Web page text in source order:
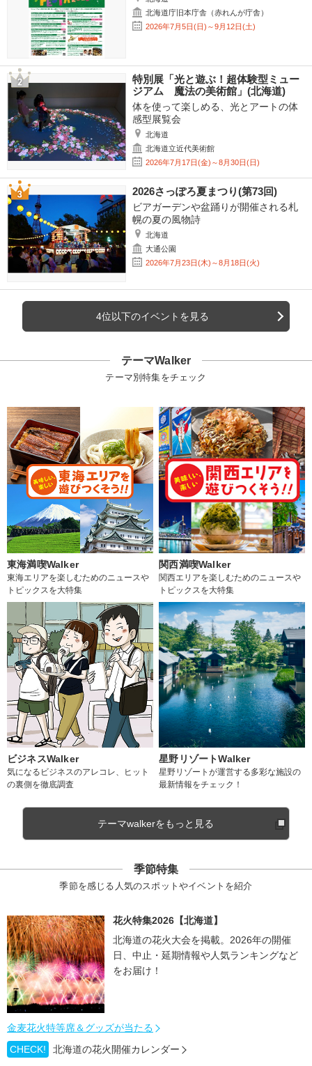
北海道庁旧本庁舎（赤れんが庁舎）
2026年7月5日(日)～9月12日(土)
特別展「光と遊ぶ！超体験型ミュー
ジアム 魔法の美術館」(北海道)
体を使って楽しめる、光とアートの体
感型展覧会
北海道
北海道立近代美術館
2026年7月17日(金)～8月30日(日)
2026さっぽろ夏まつり(第73回)
ビアガーデンや盆踊りが開催される札
幌の夏の風物詩
北海道
大通公園
2026年7月23日(木)～8月18日(火)
4位以下のイベントを見る
テーマWalker
テーマ別特集をチェック
東海満喫Walker
東海エリアを楽しむためのニュースや
トピックスを大特集
関西満喫Walker
関西エリアを楽しむためのニュースや
トピックスを大特集
ビジネスWalker
気になるビジネスのアレコレ、ヒット
の裏側を徹底調査
星野リゾートWalker
星野リゾートが運営する多彩な施設の
最新情報をチェック！
テーマwalkerをもっと見る
季節特集
季節を感じる人気のスポットやイベントを紹介
花火特集2026【北海道】
北海道の花火大会を掲載。2026年の開催
日、中止・延期情報や人気ランキングなど
をお届け！
金麦花火特等席＆グッズが当たる
CHECK!
北海道の花火開催カレンダー